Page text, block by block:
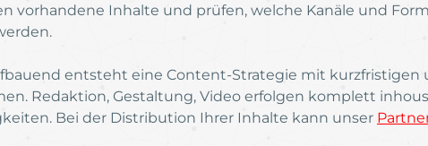
vorhandene Inhalte und prüfen, welche Kanäle und
entsteht eine Content-Strategie mit kurzfristigen
Redaktion, Gestaltung, Video erfolgen komplett
Bei der Distribution Ihrer Inhalte kann unser